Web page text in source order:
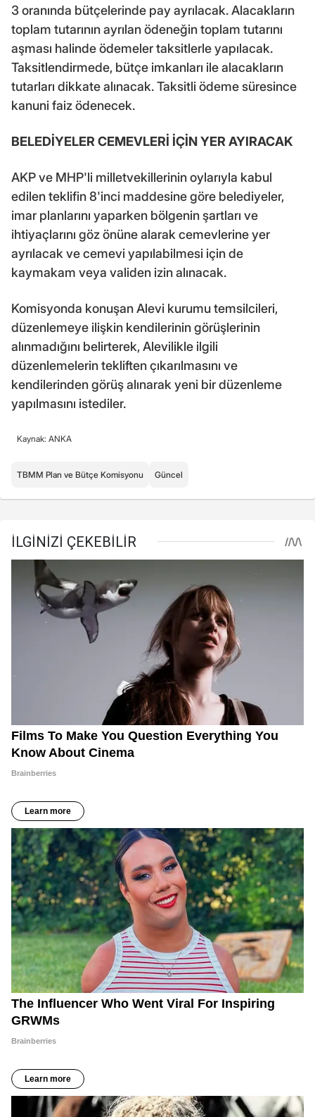
3 oranında bütçelerinde pay ayrılacak. Alacakların
toplam tutarının ayrılan ödeneğin toplam tutarını
aşması halinde ödemeler taksitlerle yapılacak.
Taksitlendirmede, bütçe imkanları ile alacakların
tutarları dikkate alınacak. Taksitli ödeme süresince
kanuni faiz ödenecek.
BELEDİYELER CEMEVLERİ İÇİN YER AYIRACAK
AKP ve MHP'li milletvekillerinin oylarıyla kabul
edilen teklifin 8'inci maddesine göre belediyeler,
imar planlarını yaparken bölgenin şartları ve
ihtiyaçlarını göz önüne alarak cemevlerine yer
ayrılacak ve cemevi yapılabilmesi için de
kaymakam veya validen izin alınacak.
Komisyonda konuşan Alevi kurumu temsilcileri,
düzenlemeye ilişkin kendilerinin görüşlerinin
alınmadığını belirterek, Alevilikle ilgili
düzenlemelerin tekliften çıkarılmasını ve
kendilerinden görüş alınarak yeni bir düzenleme
yapılmasını istediler.
Kaynak: ANKA
TBMM Plan ve Bütçe Komisyonu Güncel